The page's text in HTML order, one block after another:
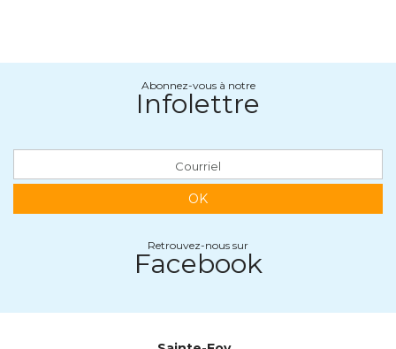
Abonnez-vous à notre
Infolettre
OK
Retrouvez-nous sur
Facebook